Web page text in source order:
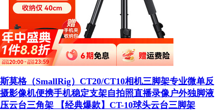
斯莫格（SmallRig）CT20/CT10相机三脚架专业微单反
摄影像机便携手机稳定支架自拍照直播录像户外独脚液
压云台三角架 【经典爆款】CT-10球头云台三脚架